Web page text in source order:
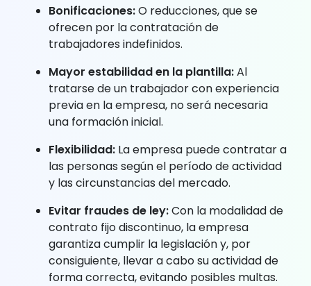
Bonificaciones:O reducciones, que se
ofrecen por la contratación de
trabajadores indefinidos.
Mayor estabilidad en la plantilla:Al
tratarse de un trabajador con experiencia
previa en la empresa, no será necesaria
una formación inicial.
Flexibilidad: La empresa puede contratar a
las personas según el período de actividad
y las circunstancias del mercado.
Evitar fraudes de ley:Con la modalidad de
contrato fijo discontinuo, la empresa
garantiza cumplir la legislación y, por
consiguiente, llevar a cabo su actividad de
forma correcta, evitando posibles multas.